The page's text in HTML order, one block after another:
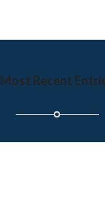
Most Recent